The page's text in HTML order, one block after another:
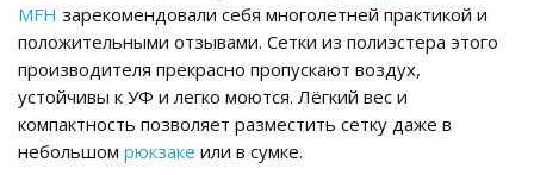
MFH зарекомендовали себя многолетней практикой и
положительными отзывами. Сетки из полиэстера этого
производителя прекрасно пропускают воздух,
устойчивы к УФ и легко моются. Лёгкий вес и
компактность позволяет разместить сетку даже в
небольшом рюкзаке или в сумке.